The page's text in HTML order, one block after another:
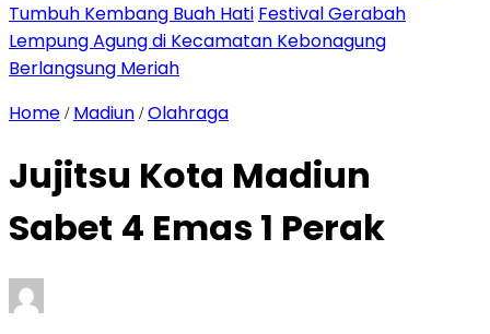
Tumbuh Kembang Buah Hati Festival Gerabah
Lempung Agung di Kecamatan Kebonagung
Berlangsung Meriah
Home / Madiun /Olahraga
Jujitsu Kota Madiun
Sabet 4 Emas 1 Perak